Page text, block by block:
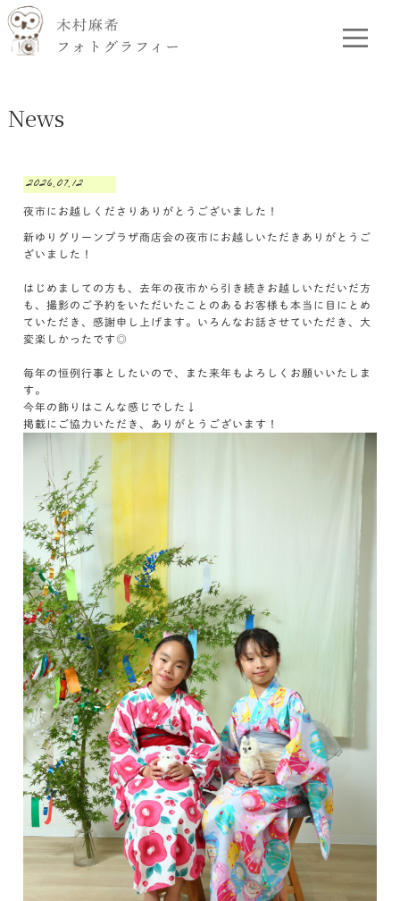
News
2026.07.12
夜市にお越しくださりありがとうございました！
新ゆりグリーンプラザ商店会の夜市にお越しいただきありがとうご
ざいました！
はじめましての方も、去年の夜市から引き続きお越しいただいだ方
も、撮影のご予約をいただいたことのあるお客様も本当に目にとめ
ていただき、感謝申し上げます。いろんなお話させていただき、大
変楽しかったです◎
毎年の恒例行事としたいので、また来年もよろしくお願いいたしま
す。
今年の飾りはこんな感じでした↓
掲載にご協力いただき、ありがとうございます！